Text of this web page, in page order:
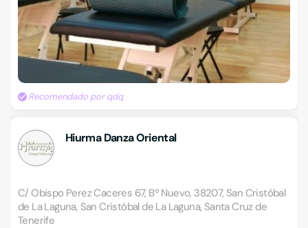
Recomendado por qdq
Hiurma Danza Oriental
C/ Obispo Perez Caceres 67, Bº Nuevo, 38207, San Cristóbal
de La Laguna, San Cristóbal de La Laguna, Santa Cruz de
Tenerife